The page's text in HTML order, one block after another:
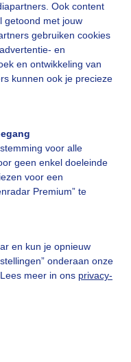
Ook content
getoond met jouw
gebruiken cookies
en
en ontwikkeling van
kunnen ook je precieze
voor alle
geen enkel doeleinde
voor een
Premium” te
en kun je opnieuw
onderaan onze
meer in ons privacy-